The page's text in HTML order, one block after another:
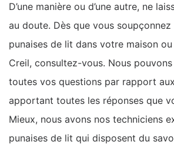
D’une manière ou d’une autre, ne
au doute. Dès que vous
punaises de lit dans votre maison
Creil, consultez-vous. Nous
toutes vos questions par rapport
apportant toutes les réponses que
Mieux, nous avons nos techniciens
punaises de lit qui disposent du